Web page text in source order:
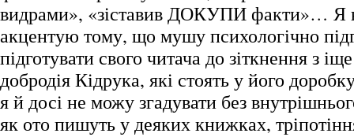
видрами», «зіставив ДОКУПИ факти»… Я
акцентую тому, що мушу психологічно
підготувати свого читача до зіткнення з
добродія Кідрука, які стоять у його
я й досі не можу згадувати без
як ото пишуть у деяких книжках,